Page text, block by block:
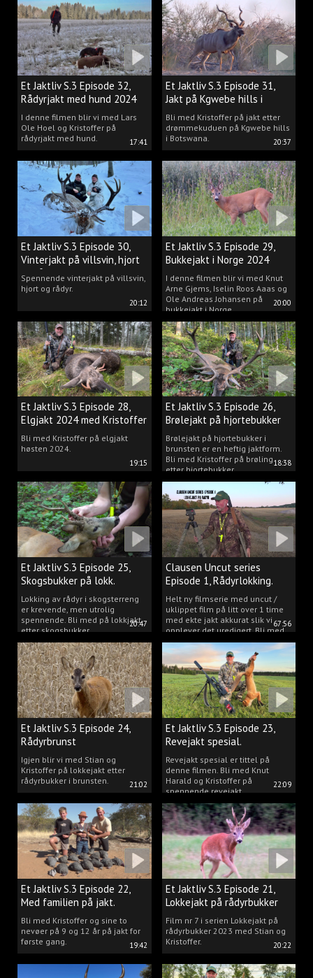
drømmen til virkelighet.
17:41
Et Jaktliv S.3 Episode 32,
Rådyrjakt med hund 2024
I denne filmen blir vi med Lars
Ole Hoel og Kristoffer på
rådyrjakt med hund.
20:37
Et Jaktliv S.3 Episode 31,
Jakt på Kgwebe hills i
Botswana
Bli med Kristoffer på jakt etter
drømmekuduen på Kgwebe hills
i Botswana.
20:12
Et Jaktliv S.3 Episode 30,
Vinterjakt på villsvin, hjort
og rådyr.
Spennende vinterjakt på villsvin,
hjort og rådyr.
20:00
Et Jaktliv S.3 Episode 29,
Bukkejakt i Norge 2024
I denne filmen blir vi med Knut
Arne Gjems, Iselin Roos Aaas og
Ole Andreas Johansen på
bukkejakt i Norge.
19:15
Et Jaktliv S.3 Episode 28,
Elgjakt 2024 med Kristoffer
Clausen
Bli med Kristoffer på elgjakt
høsten 2024.
18:38
Et Jaktliv S.3 Episode 26,
Brølejakt på hjortebukker
med Kristoffer Clausen
Brølejakt på hjortebukker i
brunsten er en heftig jaktform.
Bli med Kristoffer på brøling
etter hjortebukker.
20:47
Et Jaktliv S.3 Episode 25,
Skogsbukker på lokk.
Lokking av rådyr i skogsterreng
er krevende, men utrolig
spennende. Bli med på lokkjakt
etter skogsbukker.
67:56
Clausen Uncut series
Episode 1, Rådyrlokking.
Helt ny filmserie med uncut /
uklippet film på litt over 1 time
med ekte jakt akkurat slik vi
opplever det uredigert. Bli med
Kristoffer og opplev akkurat det
vi gjør når vi er ute og lokker
rådyr.
21:02
Et Jaktliv S.3 Episode 24,
Rådyrbrunst
Igjen blir vi med Stian og
Kristoffer på lokkejakt etter
rådyrbukker i brunsten.
22:09
Et Jaktliv S.3 Episode 23,
Revejakt spesial.
Revejakt spesial er tittel på
denne filmen. Bli med Knut
Harald og Kristoffer på
spennende revejakt.
19:42
Et Jaktliv S.3 Episode 22,
Med familien på jakt.
Bli med Kristoffer og sine to
nevøer på 9 og 12 år på jakt for
første gang.
20:22
Et Jaktliv S.3 Episode 21,
Lokkejakt på rådyrbukker
med Stian og Kristoffer
Film nr 7 i serien Lokkejakt på
rådyrbukker 2023 med Stian og
Kristoffer.